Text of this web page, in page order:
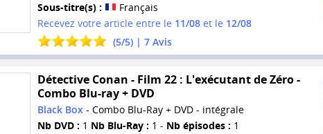
Sous-titre(s) :
Français
Recevez votre article entre le 11/08et le 12/08
(5/5) | 7Avis
Détective Conan - Film 22 : L'exécutant de Zéro -
Combo Blu-ray + DVD
Black Box- Combo Blu-Ray + DVD - intégrale
Nb DVD : 1 Nb Blu-Ray : 1 - Nb épisodes : 1